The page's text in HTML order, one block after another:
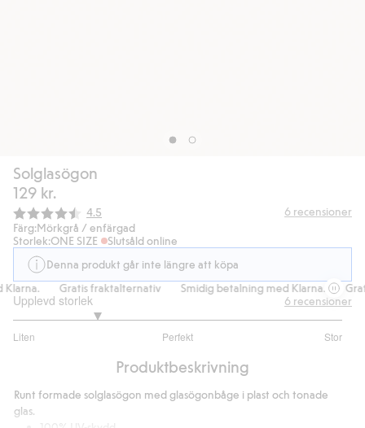
Solglasögon
129 kr.
Snittbetyg:
4.5 6 recensioner
Färg:Mörkgrå / enfärgad
Storlek:ONE SIZE
Slutsåld online
Denna produkt går inte längre att köpa
Gratis fraktalternativ Smidig betalning med Klarna.
Upplevd storlek
Liten Perfekt Stor
utav
4
betyg
6 recensioner
Produktbeskrivning
Runt formade solglasögon med glasögonbåge i plast och tonade
glas.